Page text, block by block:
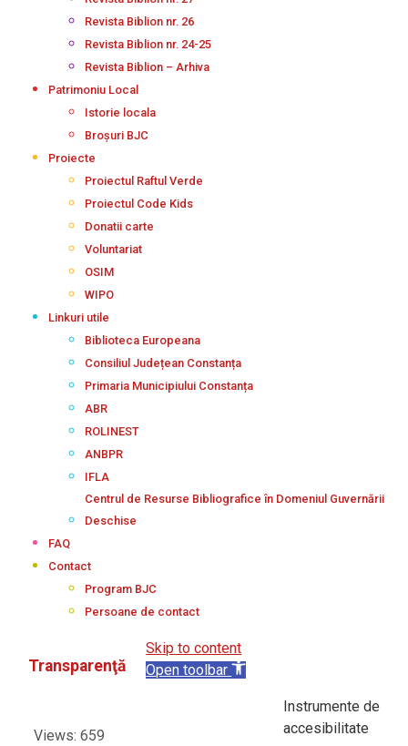
Revista Biblion nr. 26
Revista Biblion nr. 24-25
Revista Biblion – Arhiva
Patrimoniu Local
Istorie locala
Broșuri BJC
Proiecte
Proiectul Raftul Verde
Proiectul Code Kids
Donatii carte
Voluntariat
OSIM
WIPO
Linkuri utile
Biblioteca Europeana
Consiliul Județean Constanța
Primaria Municipiului Constanța
ABR
ROLINEST
ANBPR
IFLA
Centrul de Resurse Bibliografice în Domeniul Guvernării
Deschise
FAQ
Contact
Program BJC
Persoane de contact
Transparenţă
Views: 659
Skip to content
Open toolbar
Instrumente de
accesibilitate